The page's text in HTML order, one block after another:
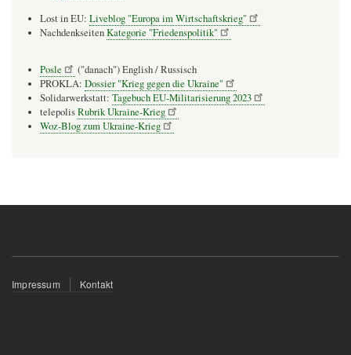
Lost in EU: Liveblog "Europa im Wirtschaftskrieg"
NachdenkseitenKategorie "Friedenspolitik"
Posle
("danach") English / Russisch
PROKLA: Dossier "Krieg gegen die Ukraine"
Solidarwerkstatt: Tagebuch EU-Militarisierung 2023
telepolisRubrik Ukraine-Krieg
Woz-Blog zum Ukraine-Krieg
Fußzeilenmenü
Impressum Kontakt